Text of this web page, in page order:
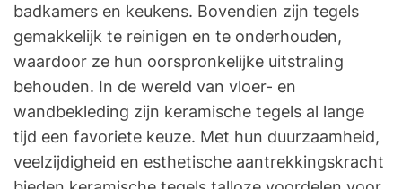
badkamers en keukens. Bovendien zijn tegels
gemakkelijk te reinigen en te onderhouden,
waardoor ze hun oorspronkelijke uitstraling
behouden. In de wereld van vloer- en
wandbekleding zijn keramische tegels al lange
tijd een favoriete keuze. Met hun duurzaamheid,
veelzijdigheid en esthetische aantrekkingskracht